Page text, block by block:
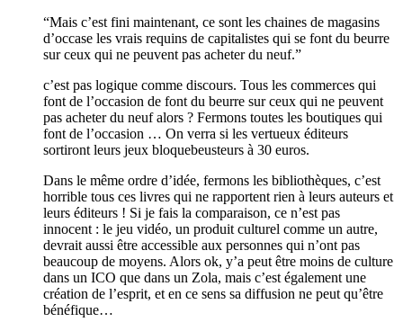
“Mais c’est fini maintenant, ce sont les chaines de magasins
d’occase les vrais requins de capitalistes qui se font du beurre
sur ceux qui ne peuvent pas acheter du neuf.”
c’est pas logique comme discours. Tous les commerces qui
font de l’occasion de font du beurre sur ceux qui ne peuvent
pas acheter du neuf alors ? Fermons toutes les boutiques qui
font de l’occasion … On verra si les vertueux éditeurs
sortiront leurs jeux bloquebeusteurs à 30 euros.
Dans le même ordre d’idée, fermons les bibliothèques, c’est
horrible tous ces livres qui ne rapportent rien à leurs auteurs et
leurs éditeurs ! Si je fais la comparaison, ce n’est pas
innocent : le jeu vidéo, un produit culturel comme un autre,
devrait aussi être accessible aux personnes qui n’ont pas
beaucoup de moyens. Alors ok, y’a peut être moins de culture
dans un ICO que dans un Zola, mais c’est également une
création de l’esprit, et en ce sens sa diffusion ne peut qu’être
bénéfique…